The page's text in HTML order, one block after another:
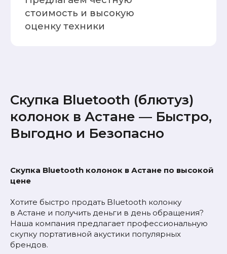
Скупка Bluetooth (блютуз)
колонок в Астане — Быстро,
Выгодно и Безопасно
Скупка Bluetooth колонок в Астане по высокой
цене
Хотите быстро продать Bluetooth колонку
в Астане и получить деньги в день обращения?
Наша компания предлагает профессиональную
скупку портативной акустики популярных
брендов.
комиссионного магазина в одном
профиле